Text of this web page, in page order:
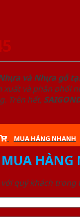
và Nhựa gỗ
xuất và phân phối
Trên hết,
MUA HÀNG NHANH
HÀNG
với quý khách